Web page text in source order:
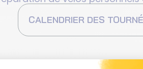
CALENDRIER DES